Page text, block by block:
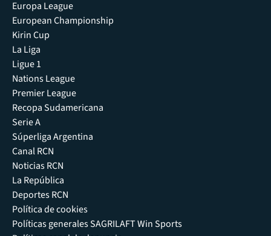
Europa League
European Championship
Kirin Cup
La Liga
Ligue 1
Nations League
Premier League
Recopa Sudamericana
Serie A
Súperliga Argentina
Canal RCN
Noticias RCN
La República
Deportes RCN
Política de cookies
Políticas generales SAGRILAFT Win Sports